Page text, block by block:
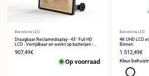
Leverancier:
Barcelona LED
Draagbaar Reclamedisplay - 43'' Full HD
LCD - Verrijdbaar en werkt op batterijen -
Verkoopprijs
907,49€
Op voorraad
Leverancier:
Barcelona LED
4K UHD LCD
Binnen
Verkoopprijs
1.512,49€
Kleur
Wit